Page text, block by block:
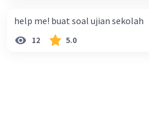
help me! buat soal ujian sekolah
12 5.0